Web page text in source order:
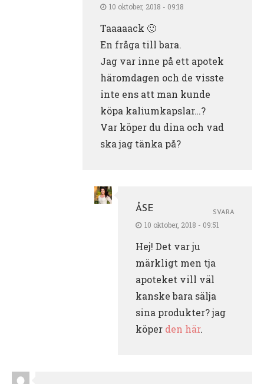
10 oktober, 2018 - 09:18
Taaaaack 🙂
En fråga till bara.
Jag var inne på ett apotek
häromdagen och de visste
inte ens att man kunde
köpa kaliumkapslar…?
Var köper du dina och vad
ska jag tänka på?
ÅSE
10 oktober, 2018 - 09:51
Hej! Det var ju
märkligt men tja
apoteket vill väl
kanske bara sälja
sina produkter? jag
köper den här.
SVARA